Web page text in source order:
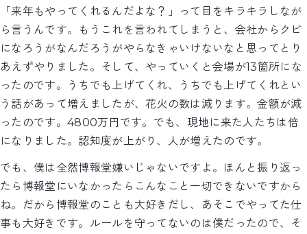
「来年もやってくれるんだよな？」って目をキラキラしなが
ら言うんです。もうこれを言われてしまうと、会社からクビ
になろうがなんだろうがやらなきゃいけないなと思ってとり
あえずやりました。そして、やっていくと会場が13箇所にな
ったのです。うちでも上げてくれ、うちでも上げてくれとい
う話があって増えましたが、花火の数は減ります。金額が減
ったのです。4800万円です。でも、現地に来た人たちは倍
になりました。認知度が上がり、人が増えたのです。
でも、僕は全然博報堂嫌いじゃないですよ。ほんと振り返っ
たら博報堂にいなかったらこんなこと一切できないですから
ね。だから博報堂のことも大好きだし、あそこでやってた仕
事も大好きです。ルールを守ってないのは僕だったので、そ